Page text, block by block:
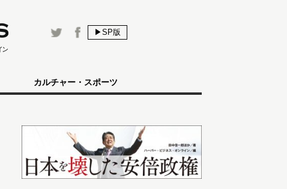
▶SP版
カルチャー・スポーツ